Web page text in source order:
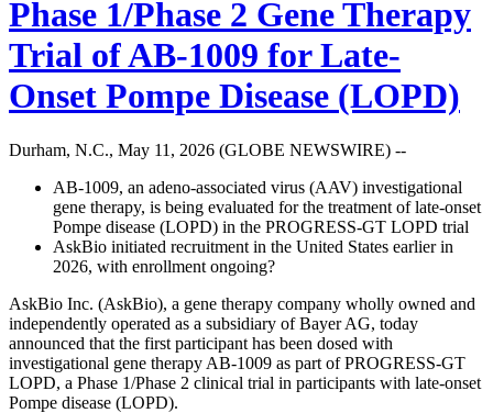
Phase 1/Phase 2 Gene Therapy
Trial of AB-1009 for Late-
Onset Pompe Disease (LOPD)
Durham, N.C., May 11, 2026 (GLOBE NEWSWIRE) --
AB-1009, an adeno-associated virus (AAV) investigational
gene therapy, is being evaluated for the treatment of late-onset
Pompe disease (LOPD) in the PROGRESS-GT LOPD trial
AskBio initiated recruitment in the United States earlier in
2026, with enrollment ongoing?
AskBio Inc. (AskBio), a gene therapy company wholly owned and
independently operated as a subsidiary of Bayer AG, today
announced that the first participant has been dosed with
investigational gene therapy AB-1009 as part of PROGRESS-GT
LOPD, a Phase 1/Phase 2 clinical trial in participants with late-onset
Pompe disease (LOPD).